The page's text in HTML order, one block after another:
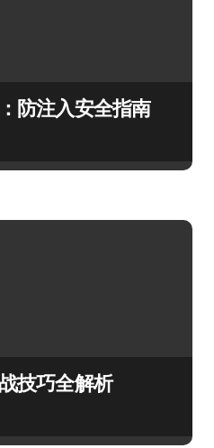
防注入安全指南
技巧全解析